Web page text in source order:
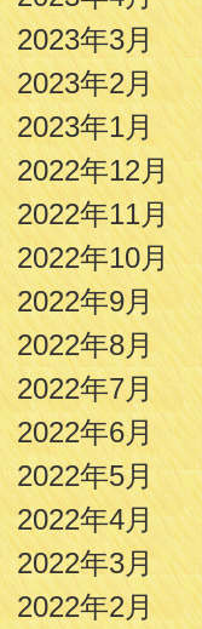
2023年3月
2023年2月
2023年1月
2022年12月
2022年11月
2022年10月
2022年9月
2022年8月
2022年7月
2022年6月
2022年5月
2022年4月
2022年3月
2022年2月